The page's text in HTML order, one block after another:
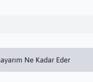
Ne Kadar Eder